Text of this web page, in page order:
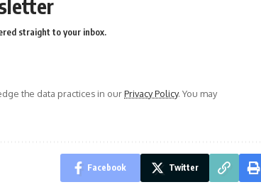
straight to your inbox.
the data practices in ourPrivacy Policy. You may
Facebook Twitter